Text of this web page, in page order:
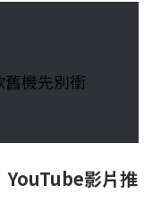
機先別衝
影片推